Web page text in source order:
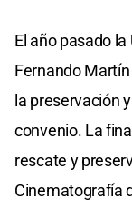
El año pasado
Fernando
la preservación
convenio. La
rescate y
Cinematografía